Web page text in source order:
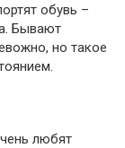
обувь –
Бывают
но такое
любят